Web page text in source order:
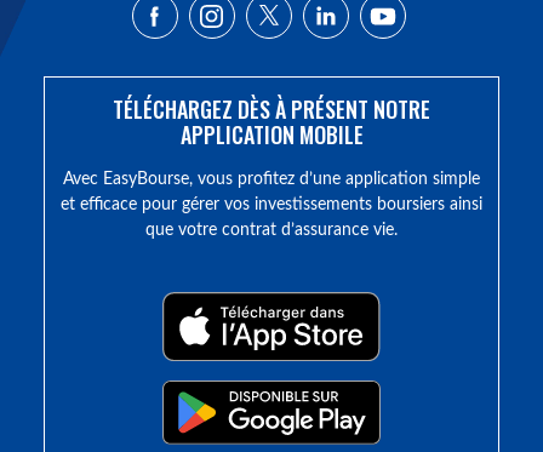
TÉLÉCHARGEZ DÈS À PRÉSENT NOTRE
APPLICATION MOBILE
Avec EasyBourse, vous profitez d’une application simple
et efficace pour gérer vos investissements boursiers ainsi
que votre contrat d’assurance vie.